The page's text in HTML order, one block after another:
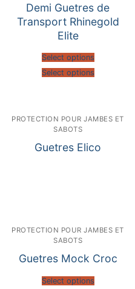
Demi Guetres de
Transport Rhinegold
Elite
Select options
Select options
PROTECTION POUR JAMBES ET
SABOTS
Guetres Elico
PROTECTION POUR JAMBES ET
SABOTS
Guetres Mock Croc
Select options